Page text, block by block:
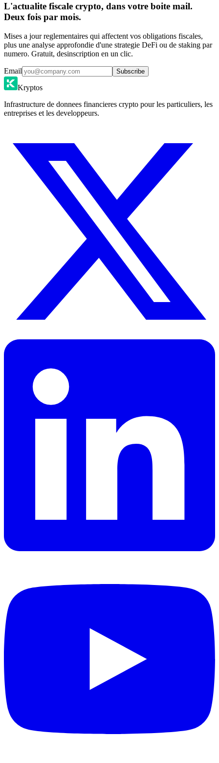
L'actualite fiscale crypto, dans votre boite mail.
Deux fois par mois.
Mises a jour reglementaires qui affectent vos obligations fiscales,
plus une analyse approfondie d'une strategie DeFi ou de staking par
numero. Gratuit, desinscription en un clic.
Email Subscribe
Kryptos
Infrastructure de donnees financieres crypto pour les particuliers, les
entreprises et les developpeurs.